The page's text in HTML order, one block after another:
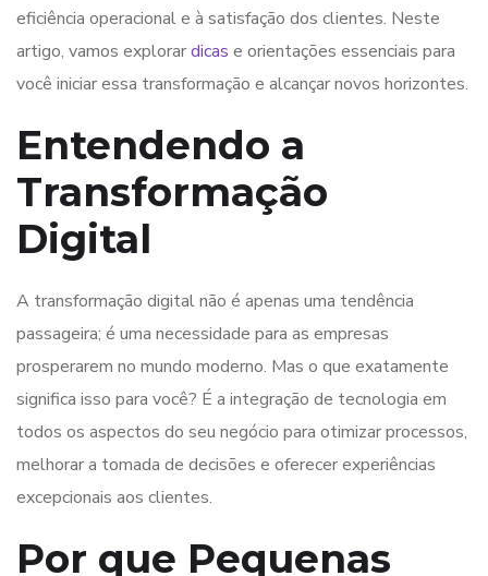
eficiência operacional e à satisfação dos clientes. Neste
artigo, vamos explorardicas e orientações essenciais para
você iniciar essa transformação e alcançar novos horizontes.
Entendendo a
Transformação
Digital
A transformação digital não é apenas uma tendência
passageira; é uma necessidade para as empresas
prosperarem no mundo moderno. Mas o que exatamente
significa isso para você? É a integração de tecnologia em
todos os aspectos do seu negócio para otimizar processos,
melhorar a tomada de decisões e oferecer experiências
excepcionais aos clientes.
Por que Pequenas